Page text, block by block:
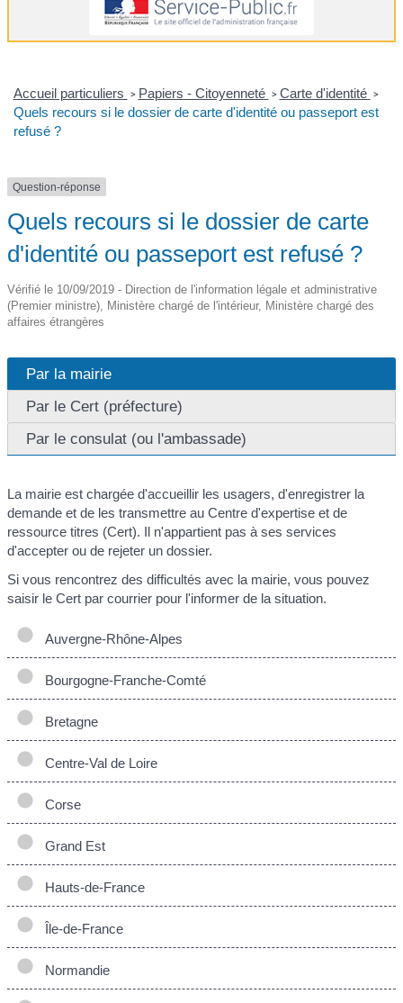
Accueil particuliers > Papiers - Citoyenneté > Carte d'identité >
Quels recours si le dossier de carte d'identité ou passeport est
refusé ?
Question-réponse
Quels recours si le dossier de carte
d'identité ou passeport est refusé ?
Vérifié le 10/09/2019 - Direction de l'information légale et administrative
(Premier ministre), Ministère chargé de l'intérieur, Ministère chargé des
affaires étrangères
Par la mairie
Par le Cert (préfecture)
Par le consulat (ou l'ambassade)
La mairie est chargée d'accueillir les usagers, d'enregistrer la
demande et de les transmettre au Centre d'expertise et de
ressource titres (Cert). Il n'appartient pas à ses services
d'accepter ou de rejeter un dossier.
Si vous rencontrez des difficultés avec la mairie, vous pouvez
saisir le Cert par courrier pour l'informer de la situation.
Auvergne-Rhône-Alpes
Bourgogne-Franche-Comté
Bretagne
Centre-Val de Loire
Corse
Grand Est
Hauts-de-France
Île-de-France
Normandie